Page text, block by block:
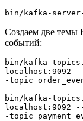
bin/kafka-
Создаем две темы
событий:
bin/kafka-
-topic
bin/kafka-
-topic